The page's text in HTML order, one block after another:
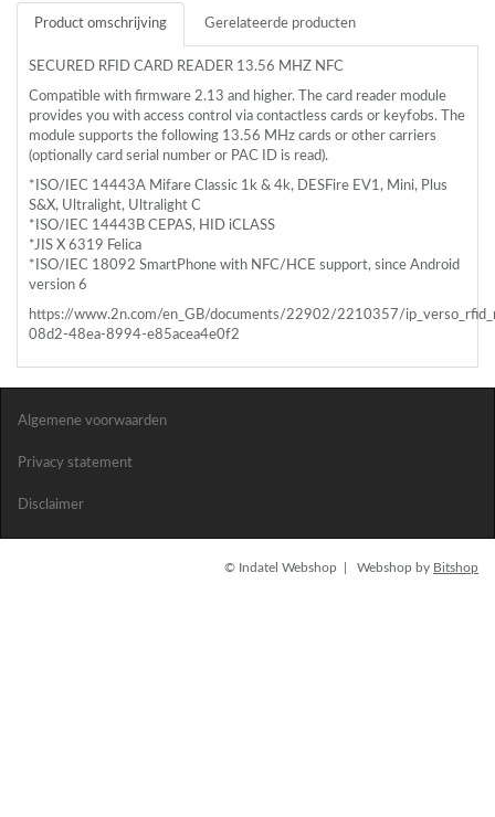
Product omschrijving Gerelateerde producten
SECURED RFID CARD READER 13.56 MHZ NFC
Compatible with firmware 2.13 and higher. The card reader module
provides you with access control via contactless cards or keyfobs. The
module supports the following 13.56 MHz cards or other carriers
(optionally card serial number or PAC ID is read).
*ISO/IEC 14443A Mifare Classic 1k & 4k, DESFire EV1, Mini, Plus
S&X, Ultralight, Ultralight C
*ISO/IEC 14443B CEPAS, HID iCLASS
*JIS X 6319 Felica
*ISO/IEC 18092 SmartPhone with NFC/HCE support, since Android
version 6
https://www.2n.com/en_GB/documents/22902/2210357/
08d2-48ea-8994-e85acea4e0f2
Algemene voorwaarden
Privacy statement
Disclaimer
© Indatel Webshop | Webshop by Bitshop